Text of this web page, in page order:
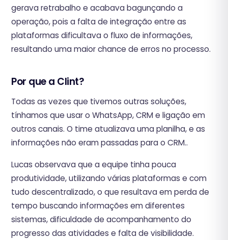
gerava retrabalho e acabava bagunçando a
operação, pois a falta de integração entre as
plataformas dificultava o fluxo de informações,
resultando uma maior chance de erros no processo.
Por que a Clint?
Todas as vezes que tivemos outras soluções,
tínhamos que usar o WhatsApp, CRM e ligação em
outros canais. O time atualizava uma planilha, e as
informações não eram passadas para o CRM..
Lucas observava que a equipe tinha pouca
produtividade, utilizando várias plataformas e com
tudo descentralizado, o que resultava em perda de
tempo buscando informações em diferentes
sistemas, dificuldade de acompanhamento do
progresso das atividades e falta de visibilidade.